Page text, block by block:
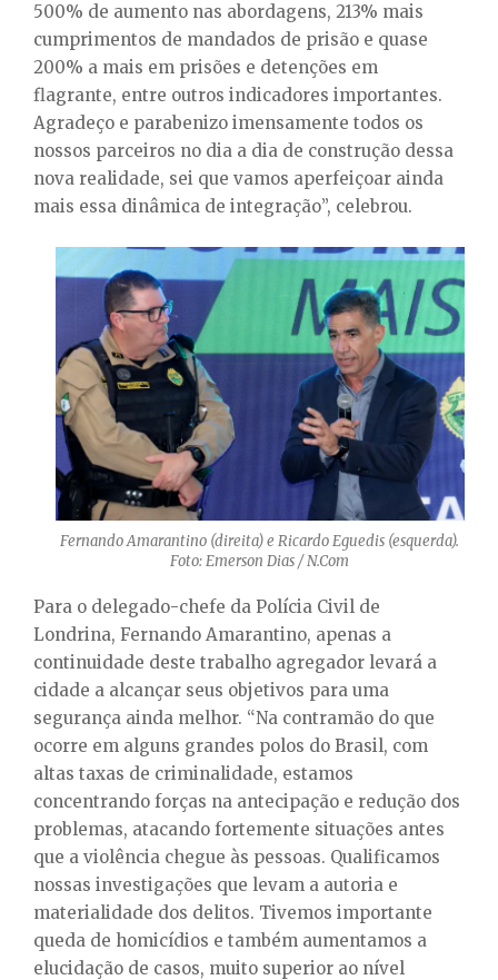
500% de aumento nas abordagens, 213% mais
cumprimentos de mandados de prisão e quase
200% a mais em prisões e detenções em
flagrante, entre outros indicadores importantes.
Agradeço e parabenizo imensamente todos os
nossos parceiros no dia a dia de construção dessa
nova realidade, sei que vamos aperfeiçoar ainda
mais essa dinâmica de integração”, celebrou.
Fernando Amarantino (direita) e Ricardo Eguedis (esquerda).
Foto: Emerson Dias / N.Com
Para o delegado-chefe da Polícia Civil de
Londrina, Fernando Amarantino, apenas a
continuidade deste trabalho agregador levará a
cidade a alcançar seus objetivos para uma
segurança ainda melhor. “Na contramão do que
ocorre em alguns grandes polos do Brasil, com
altas taxas de criminalidade, estamos
concentrando forças na antecipação e redução dos
problemas, atacando fortemente situações antes
que a violência chegue às pessoas. Qualificamos
nossas investigações que levam a autoria e
materialidade dos delitos. Tivemos importante
queda de homicídios e também aumentamos a
elucidação de casos, muito superior ao nível